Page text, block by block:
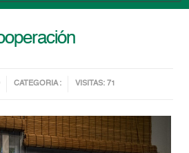
CATEGORIA : VISITAS: 71